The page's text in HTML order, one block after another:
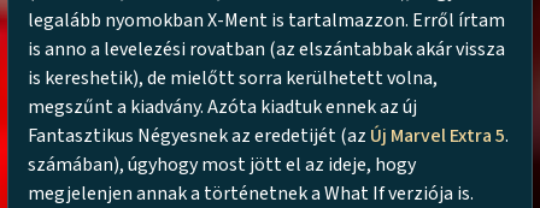
legalább nyomokban X-Ment is tartalmazzon. Erről írtam
is anno a levelezési rovatban (az elszántabbak akár vissza
is kereshetik), de mielőtt sorra kerülhetett volna,
megszűnt a kiadvány. Azóta kiadtuk ennek az új
Fantasztikus Négyesnek az eredetijét (az Új Marvel Extra 5.
számában), úgyhogy most jött el az ideje, hogy
megjelenjen annak a történetnek a What If verziója is.